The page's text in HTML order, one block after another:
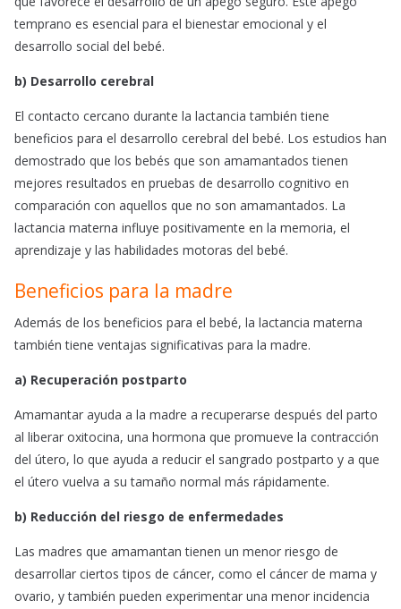
temprano es esencial para el bienestar emocional y el
desarrollo social del bebé.
b) Desarrollo cerebral
El contacto cercano durante la lactancia también tiene
beneficios para el desarrollo cerebral del bebé. Los estudios han
demostrado que los bebés que son amamantados tienen
mejores resultados en pruebas de desarrollo cognitivo en
comparación con aquellos que no son amamantados. La
lactancia materna influye positivamente en la memoria, el
aprendizaje y las habilidades motoras del bebé.
Beneficios para la madre
Además de los beneficios para el bebé, la lactancia materna
también tiene ventajas significativas para la madre.
a) Recuperación postparto
Amamantar ayuda a la madre a recuperarse después del parto
al liberar oxitocina, una hormona que promueve la contracción
del útero, lo que ayuda a reducir el sangrado postparto y a que
el útero vuelva a su tamaño normal más rápidamente.
b) Reducción del riesgo de enfermedades
Las madres que amamantan tienen un menor riesgo de
desarrollar ciertos tipos de cáncer, como el cáncer de mama y
ovario, y también pueden experimentar una menor incidencia